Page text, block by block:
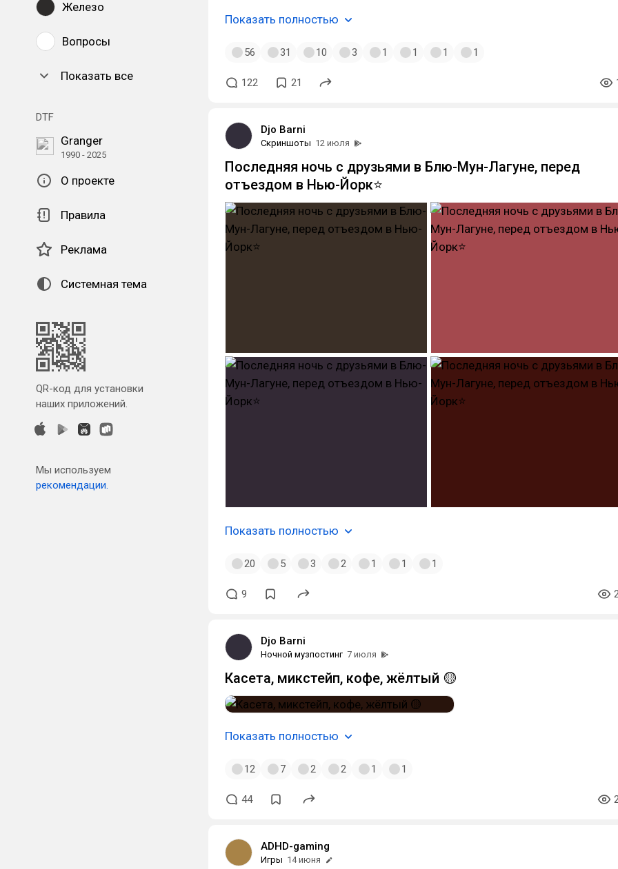
Железо
Вопросы
Показать все
DTF
Granger
1990 - 2025
О проекте
Правила
Реклама
Системная тема
QR-код для установки
наших приложений.
Мы используем
рекомендации.
Показать полностью
56 31 10 3 1 1 1 1
122 21
Djo Barni
Скриншоты 12 июля
Последняя ночь с друзьями в Блю-Мун-Лагуне, перед
отъездом в Нью-Йорк⭐
Показать полностью
20 5 3 2 1 1 1
9
Djo Barni
Ночной музпостинг 7 июля
Касета, микстейп, кофе, жёлтый 🟡
Показать полностью
12 7 2 2 1 1
44
ADHD-gaming
Игры 14 июня